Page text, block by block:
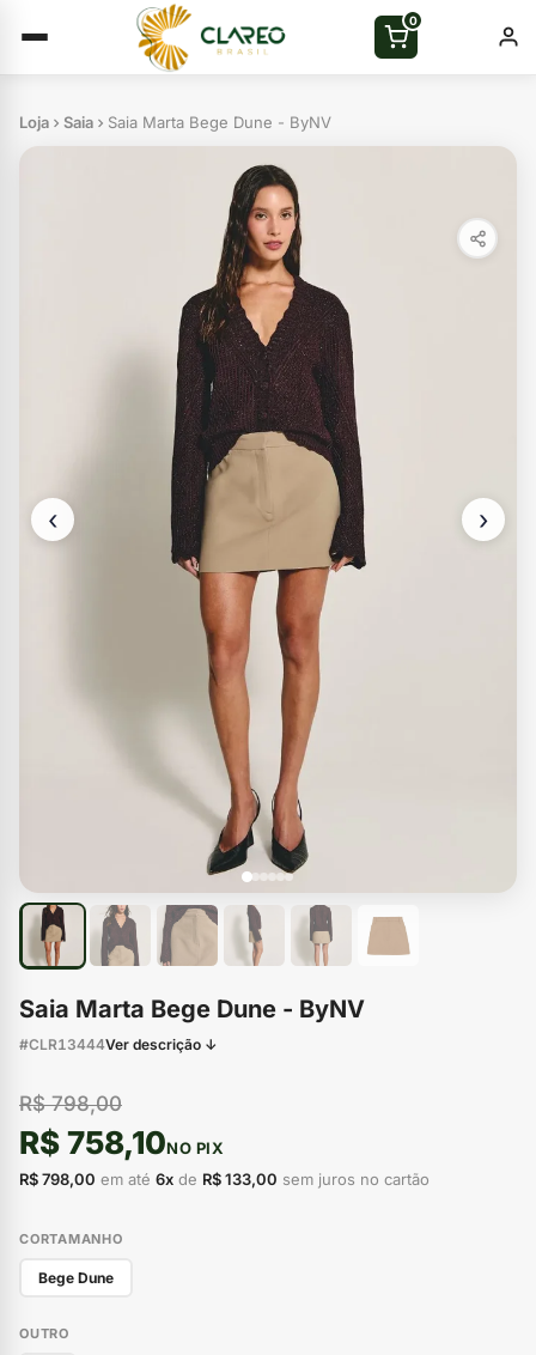
0
Loja Saia Saia Marta Bege Dune - ByNV
‹ ›
Saia Marta Bege Dune - ByNV
#CLR13444Ver descrição ↓
R$ 798,00
R$ 758,10NO PIX
R$ 798,00 em até 6x de R$ 133,00 sem juros no cartão
CORTAMANHO
Bege Dune
OUTRO